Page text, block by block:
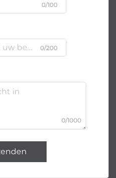
0/100
0/200
0/1000